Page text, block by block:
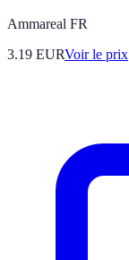
Ammareal FR
3.19 EURVoir le prix